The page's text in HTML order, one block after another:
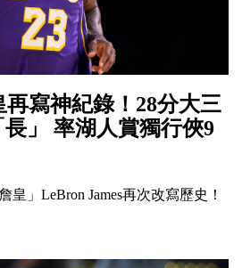
寫神紀錄！28分大三
」 率湖人賞獨行俠9
」LeBron James再次改寫歷史！